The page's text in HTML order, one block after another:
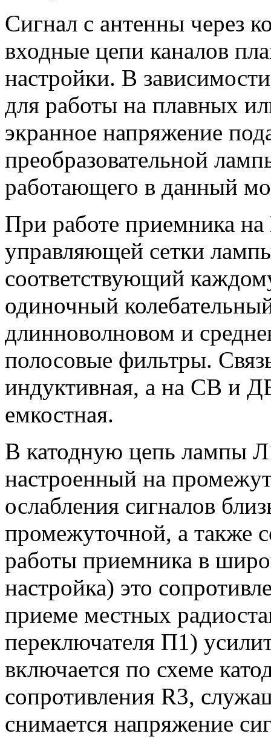
Сигнал с антенны через
входные цепи каналов
настройки. В
для работы на плавных
экранное напряжение
преобразовательной
работающего в данный
При работе приемника
управляющей сетки
соответствующий
одиночный
длинноволновом и
полосовые фильтры.
индуктивная, а на СВ и
емкостная.
В катодную цепь лампы
настроенный на
ослабления сигналов
промежуточной, а также
работы приемника в
настройка) это
приеме местных
переключателя П1)
включается по схеме
сопротивления R3,
снимается напряжение